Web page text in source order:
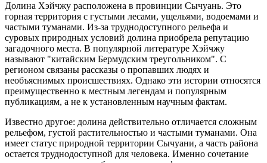
Долина Хэйчжу расположена в провинции Сычуань. Это
горная территория с густыми лесами, ущельями, водоемами и
частыми туманами. Из-за труднодоступного рельефа и
суровых природных условий долина приобрела репутацию
загадочного места. В популярной литературе Хэйчжу
называют "китайским Бермудским треугольником". С
регионом связаны рассказы о пропавших людях и
необъяснимых происшествиях. Однако эти истории относятся
преимущественно к местным легендам и популярным
публикациям, а не к установленным научным фактам.
Известно другое: долина действительно отличается сложным
рельефом, густой растительностью и частыми туманами. Она
имеет статус природной территории Сычуани, а часть района
остается труднодоступной для человека. Именно сочетание